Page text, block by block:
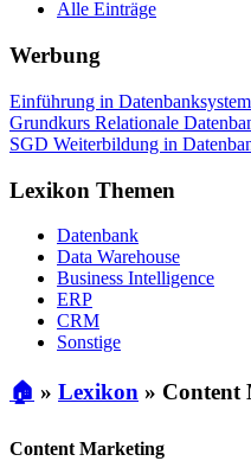
Alle Einträge
Werbung
Einführung in
Grundkurs Relationale
SGD Weiterbildung in
Lexikon Themen
Datenbank
Data Warehouse
Business Intelligence
ERP
CRM
Sonstige
🏠 » Lexikon » Content
Content Marketing